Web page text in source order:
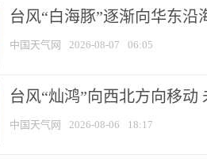
台风“白海豚”逐渐向华东沿
中国天气网 2026-08-07 06:05
台风“灿鸿”向西北方向移动
中国天气网 2026-08-06 18:17